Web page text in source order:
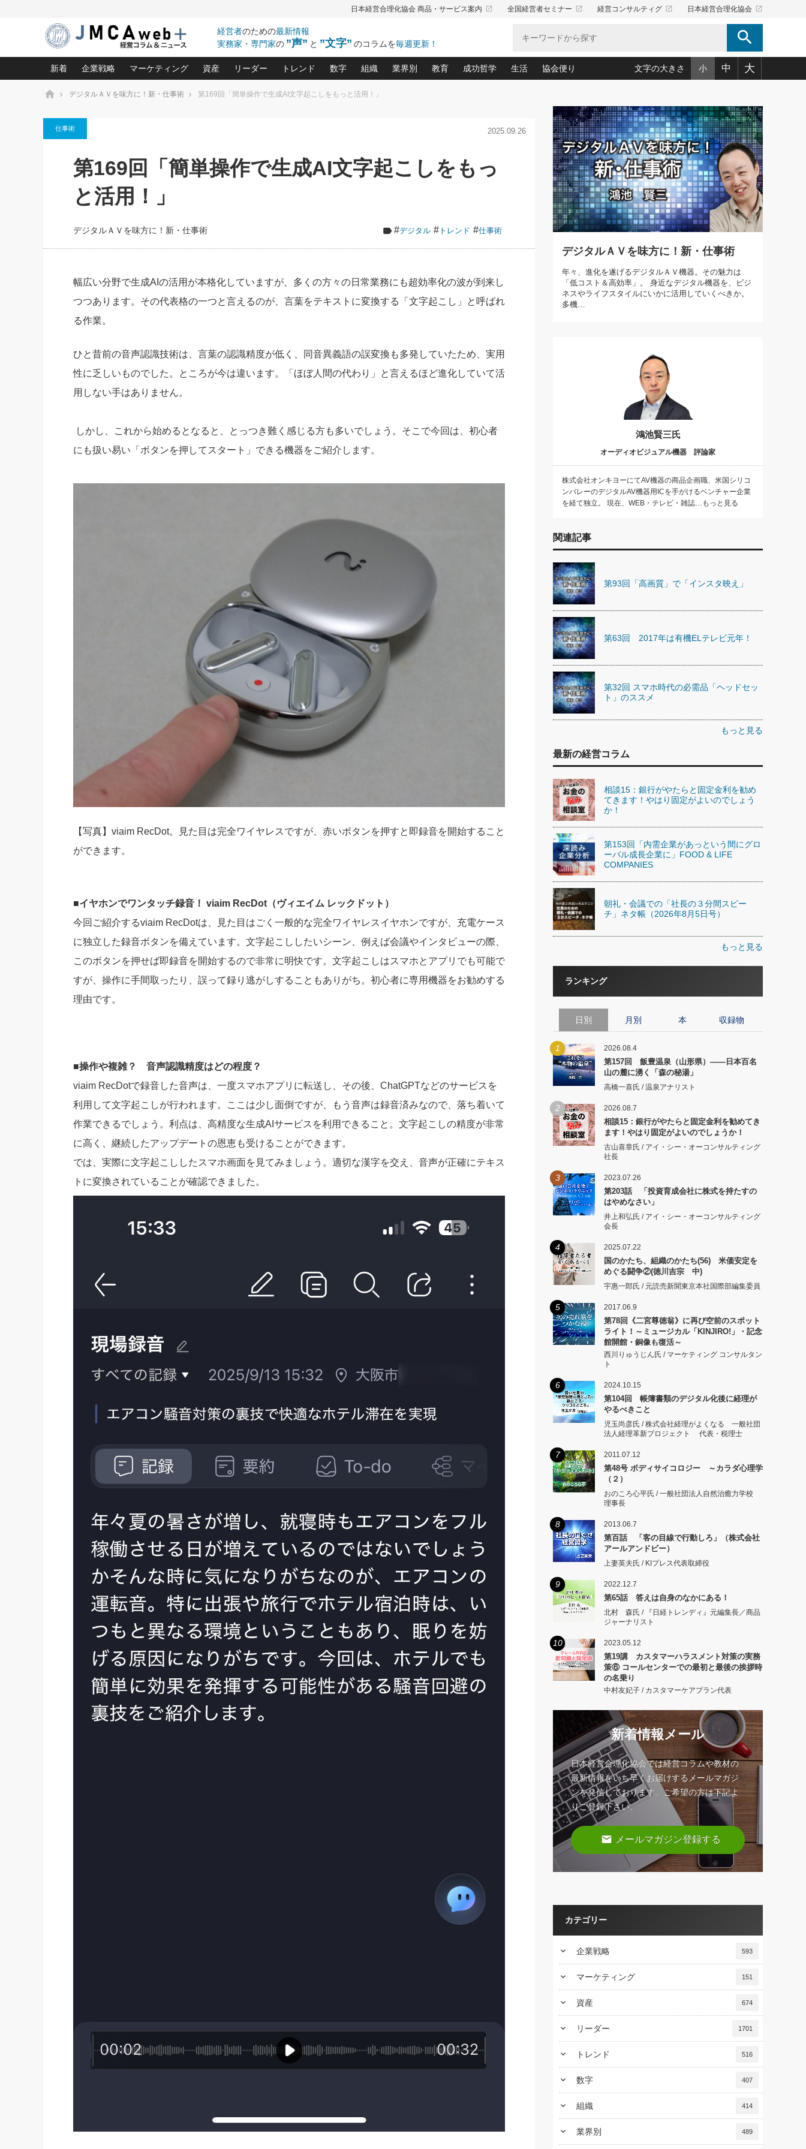
日本経営合理化協会 商品・サービス案内 launch 全国経営者セミナー launch 経営コンサルティグ launch 日本経営合理化協会 launch
経営者のための最新情報
実務家・専門家の ”声” と ”文字” のコラムを毎週更新！ search
新着
相談15：銀行がやたらと固定金
利を勧めてきます！やはり固定
がよいのでしょうか！
2026.08.7
朝礼・会議での「社長の３分間
日号）
2026.08.5 2026.08.5
第86回 「言葉狩り」
もっとみる
企業戦略
中小企業の「１位づくり」戦略(96)
利益を最大化する「業務改善」横田尚哉氏(5)
強い会社を築く ビジネス・クリニック(240)
日本レーザー「人を大切にしながら利益を上げる経営」の極意
(3)
武器としてのM&A入門(3)
社長のための“儲かる通販”戦略視点(151)
継続経営 百話百行(85)
マーケティング
ロングセラーの玉手箱(9)
大復活＆快進撃！ユニバーサルスタジオジャパンの成功要因と
は(5)
資産
中国経済の最新動向(204)
事業承継の前に、決めておきたい、知っておきたい、やってお
リーダー
ピョートル・F・グジバチの『経営戦略の新常識』(12)
次もあなたにお願いしたいと思われる「一流の仕事術」(28)
社長の右腕をつくる 人と組織を動かす(200)
酒井英之の社長のビジョン実現道場(10)
トレンド
北村森の「今月のヒット商品」(109)
数字
おカネが残る決算書にするために、やっておきたいこと(34)
会社を守り抜くための緊急対策(100)
強い決算書の会社はココが違う！(36)
決算書の“見える化”術(12)
銀行交渉はこうしなさい！(12)
組織
職場の生産性を下げるハラスメントの予防策(10)
賃金決定の定石(68)
顧客・社員・社会から支持される「ウェルビーイング経営入
業界別
大久保一彦の“流行る”お店の仕組みづくり(210)
柿内幸夫─社長のための現場改善(174)
教育
あなただからお願いしたいと思われる 気配りの達人(127)
クレーム対応 実践マニュアル(92)
クレーム対応の新知識と新常識(57)
デキル社員に育てる！ 社員教育の決め手(203)
東川鷹年の「中小企業の人育て」(38)
業績アップにつながる！ワンランク上の手紙・メール術(100)
社長のための“全員営業”(30)
行動科学マネジメント(5)
成功哲学
中国哲学に学ぶ 不況は会社守成の好機(38)
令和時代の「社長の人間力の磨き方」(86)
先人の名句名言の教え 東洋思想に学ぶ経営学(132)
渡部昇一の「日本の指導者たち」(32)
経営に活かす“十八史略”(30)
生活
おのころ心平の ──社長のための「か・ら・だマネジメント」
(50)
デジタルＡＶを味方に！新・仕事術(180)
リーダー脳の鍛え方(32)
ワインを楽しむ基礎レッスン(12)
必読！社長が読むべき今月の4冊(88)
眼と耳で楽しむ読書術(162)
社長の「氣」(30)
米国スポーツ・ビジネスに学ぶ心理学(98)
高橋一喜の『これぞ！"本物の温泉"』(157)
協会便り
「愛読者通信」著者インタビュー(44)
ビジネス見聞録 経営ニュース(100)
作間信司の経営無形庵(けいえいむぎょうあん)(166)
経営セミナー情報局(1)
繁栄への着眼点 牟田太陽(76)
講話を聞いて学ぼう 実学・耳学・磨く「ミミガク」のすすめ
(7)
文字の大きさ 小 中 大
ホーム デジタルＡＶを味方に！新・仕事術 第169回「簡単操作で生成AI文字起こしをもっと活用！」
仕事術 2025.09.26
第169回「簡単操作で生成AI文字起こしをもっ
と活用！」
デジタルＡＶを味方に！新・仕事術 #デジタル # トレンド #仕事術
幅広い分野で生成AIの活用が本格化していますが、多くの方々の日常業務にも超効率化の波が到来し
つつあります。その代表格の一つと言えるのが、言葉をテキストに変換する「文字起こし」と呼ばれ
る作業。
ひと昔前の音声認識技術は、言葉の認識精度が低く、同音異義語の誤変換も多発していたため、実用
性に乏しいものでした。ところが今は違います。「ほぼ人間の代わり」と言えるほど進化していて活
用しない手はありません。
しかし、これから始めるとなると、とっつき難く感じる方も多いでしょう。そこで今回は、初心者
にも扱い易い「ボタンを押してスタート」できる機器をご紹介します。
【写真】viaim RecDot。見た目は完全ワイヤレスですが、赤いボタンを押すと即録音を開始すること
ができます。
■イヤホンでワンタッチ録音！ viaim RecDot（ヴィエイム レックドット）
今回ご紹介するviaim RecDotは、見た目はごく一般的な完全ワイヤレスイヤホンですが、充電ケース
に独立した録音ボタンを備えています。文字起こししたいシーン、例えば会議やインタビューの際、
このボタンを押せば即録音を開始するので非常に明快です。文字起こしはスマホとアプリでも可能で
すが、操作に手間取ったり、誤って録り逃がしすることもありがち。初心者に専用機器をお勧めする
理由です。
■操作や複雑？ 音声認識精度はどの程度？
viaim RecDotで録音した音声は、一度スマホアプリに転送し、その後、ChatGPTなどのサービスを
利用して文字起こしが行われます。ここは少し面倒ですが、もう音声は録音済みなので、落ち着いて
作業できるでしょう。利点は、高精度な生成AIサービスを利用できること。文字起こしの精度が非常
に高く、継続したアップデートの恩恵も受けることができます。
では、実際に文字起こししたスマホ画面を見てみましょう。適切な漢字を交え、音声が正確にテキス
トに変換されていることが確認できました。
デジタルＡＶを味方に！新・仕事術
年々、進化を遂げるデジタルＡＶ機器。その魅力は
「低コスト＆高効率」。 身近なデジタル機器を、ビジ
ネスやライフスタイルにいかに活用していくべきか。
多機…
鴻池賢三氏
オーディオビジュアル機器 評論家
株式会社オンキヨーにてAV機器の商品企画職、米国シリコ
ンバレーのデジタルAV機器用ICを手がけるベンチャー企業
を経て独立。 現在、WEB・テレビ・雑誌…もっと見る
関連記事
第93回「高画質」で「インスタ映え」
第63回 2017年は有機ELテレビ元年！
第32回 スマホ時代の必需品「ヘッドセッ
ト」のススメ
もっと見る
最新の経営コラム
相談15：銀行がやたらと固定金利を勧め
てきます！やはり固定がよいのでしょう
か！
第153回「内需企業があっという間にグロ
ーバル成長企業に」FOOD & LIFE
COMPANIES
朝礼・会議での「社長の３分間スピー
チ」ネタ帳（2026年8月5日号）
もっと見る
ランキング
日別 月別 本 収録物
1 2026.08.4
第157回 飯豊温泉（山形県）――日本百名
山の麓に湧く「森の秘湯」
高橋一喜氏 / 温泉アナリスト
2 2026.08.7
相談15：銀行がやたらと固定金利を勧めてき
ます！やはり固定がよいのでしょうか！
古山喜章氏 / アイ・シー・オーコンサルティング
社長
3 2023.07.26
第203話 「投資育成会社に株式を持たすの
はやめなさい」
井上和弘氏 / アイ・シー・オーコンサルティング
会長
4 2025.07.22
国のかたち、組織のかたち(56) 米価安定を
めぐる闘争②(徳川吉宗 中)
宇惠一郎氏 / 元読売新聞東京本社国際部編集委員
5 2017.06.9
第78回《二宮尊徳翁》に再び空前のスポット
ライト！～ミュージカル「KINJIRO!」・記念
館開館・銅像も復活～
西川りゅうじん氏 / マーケティング コンサルタン
ト
6 2024.10.15
第104回 帳簿書類のデジタル化後に経理が
やるべきこと
児玉尚彦氏 / 株式会社経理がよくなる 一般社団
法人経理革新プロジェクト 代表・税理士
7 2011.07.12
第48号 ボディサイコロジー ～カラダ心理学
（２）
おのころ心平氏 / 一般社団法人自然治癒力学校
理事長
8 2013.06.7
第百話 「客の目線で行動しろ」（株式会社
アールアンドビー）
上妻英夫氏 / KIプレス代表取締役
9 2022.12.7
第65話 答えは自身のなかにある！
北村 森氏 / 『日経トレンディ』元編集長／商品
ジャーナリスト
10 2023.05.12
第19講 カスタマーハラスメント対策の実務
策⑥ コールセンターでの最初と最後の挨拶時
の名乗り
中村友妃子 / カスタマーケアプラン代表
新着情報メール
日本経営合理化協会では経営コラムや教材の
最新情報をいち早くお届けするメールマガジ
ンを発信しております。ご希望の方は下記よ
りご登録下さい。
email メールマガジン登録する
カテゴリー
keyboard_arrow_down 企業戦略 593
keyboard_arrow_down マーケティング 151
keyboard_arrow_down 資産 674
keyboard_arrow_down リーダー 1701
keyboard_arrow_down トレンド 516
keyboard_arrow_down 数字 407
keyboard_arrow_down 組織 414
keyboard_arrow_down 業界別 489